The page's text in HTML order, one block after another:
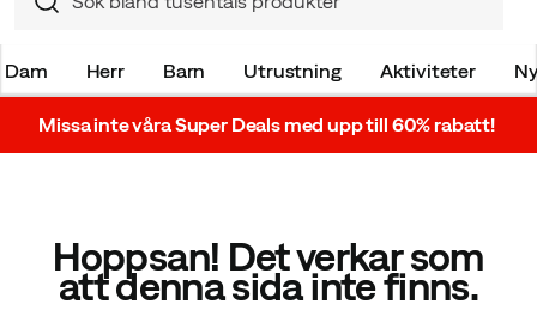
Dam Herr Barn Utrustning Aktiviteter
Missa inte våra Super Deals med upp till 60% rabatt!
Hoppsan! Det verkar som
att denna sida inte finns.